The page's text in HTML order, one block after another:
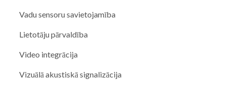
Vadu sensoru savietojamība
Lietotāju pārvaldība
Video integrācija
Vizuālā akustiskā signalizācija